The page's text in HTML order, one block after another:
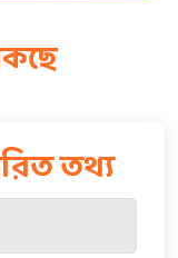
তথ্য